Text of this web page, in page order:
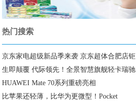
热门搜索
京东家电超级新品季来袭 京东超体合肥店钜
生即颠覆 代际领先！全景智慧旗舰轻卡瑞驰
HUAWEI Mate 70系列重磅亮相
比苹果还轻薄，比华为更微型！Pocket